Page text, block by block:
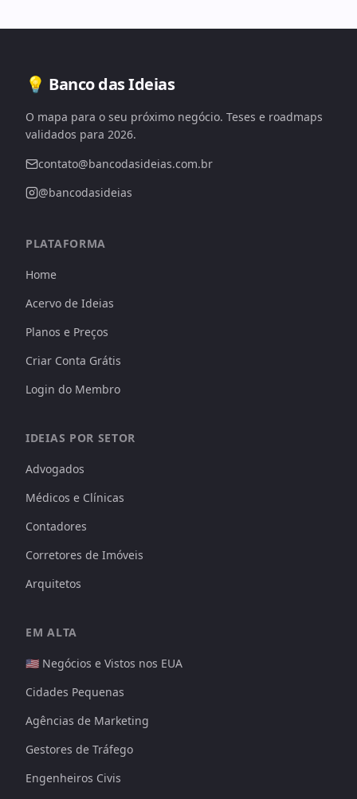
💡 Banco das Ideias
O mapa para o seu próximo negócio. Teses e roadmaps
validados para 2026.
contato@bancodasideias.com.br
@bancodasideias
PLATAFORMA
Home
Acervo de Ideias
Planos e Preços
Criar Conta Grátis
Login do Membro
IDEIAS POR SETOR
Advogados
Médicos e Clínicas
Contadores
Corretores de Imóveis
Arquitetos
EM ALTA
🇺🇸 Negócios e Vistos nos EUA
Cidades Pequenas
Agências de Marketing
Gestores de Tráfego
Engenheiros Civis